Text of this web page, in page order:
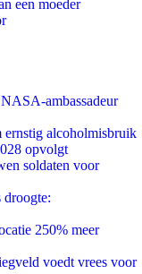
een moeder
ambassadeur
ernstig alcoholmisbruik
opvolgt
soldaten voor
droogte:
250% meer
voedt vrees voor